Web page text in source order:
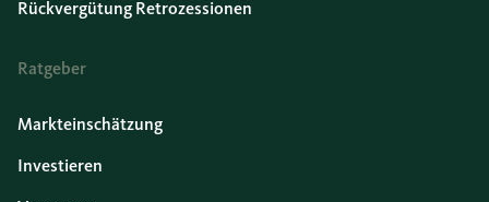
Rückvergütung Retrozessionen
Ratgeber
Markteinschätzung
Investieren